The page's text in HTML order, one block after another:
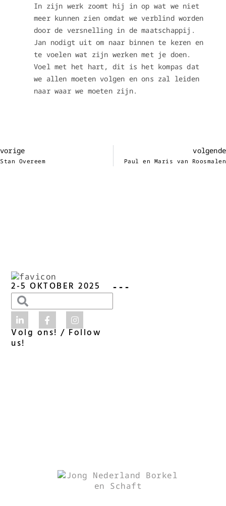
In zijn werk zoomt hij in op wat we niet
meer kunnen zien omdat we verblind worden
door de versnelling in de maatschappij.
Jan nodigt uit om naar binnen te keren en
te voelen wat zijn werken met je doen.
Voel met het hart, dit is het kompas dat
we allen moeten volgen en ons zal leiden
naar waar we moeten zijn.
vorige
Stan Overeem
volgende
Paul en Maris van Roosmalen
2-5 OKTOBER 2025
Volg ons! / Follow
us!
- - -